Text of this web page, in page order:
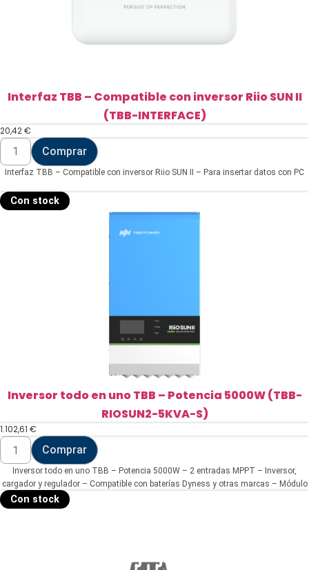
Interfaz TBB – Compatible con inversor Riio SUN II
(TBB-INTERFACE)
20,42€
Interfaz
TBB
-
Compatible
inversor
Riio
Comprar
Interfaz TBB – Compatible con inversor Riio SUN II – Para insertar datos con PC
Con stock
Inversor todo en uno TBB – Potencia 5000W (TBB-
RIOSUN2-5KVA-S)
1.102,61 €
Inversor
todo
en
uno
TBB
-
Potencia
Comprar
Inversor todo en uno TBB – Potencia 5000W – 2 entradas MPPT – Inversor,
cargador y regulador – Compatible con baterías Dyness y otras marcas – Módulo
Con stock